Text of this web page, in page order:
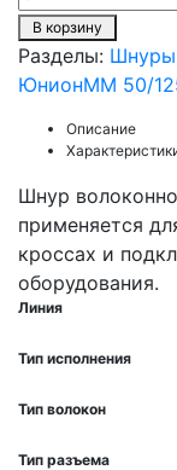
В корзину
Разделы: Шнуры
ЮнионMM 50/
Описание
Шнур
применяется
кроссах и
оборудования.
Линия
Тип исполнения
Тип волокон
Тип разъема